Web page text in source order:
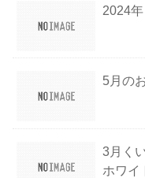
2024
5月の
3月く
ホワ